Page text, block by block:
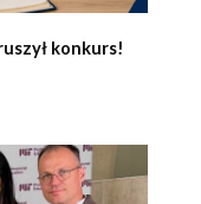
konkurs!